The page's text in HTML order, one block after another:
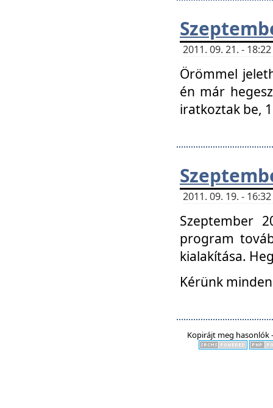
2011. 09. 21. -
Örömmel
én már
iratkoztak be,
2011. 09. 19. -
Szeptember
program
kialakítása.
Kérünk
Kopirájt meg hasonlók